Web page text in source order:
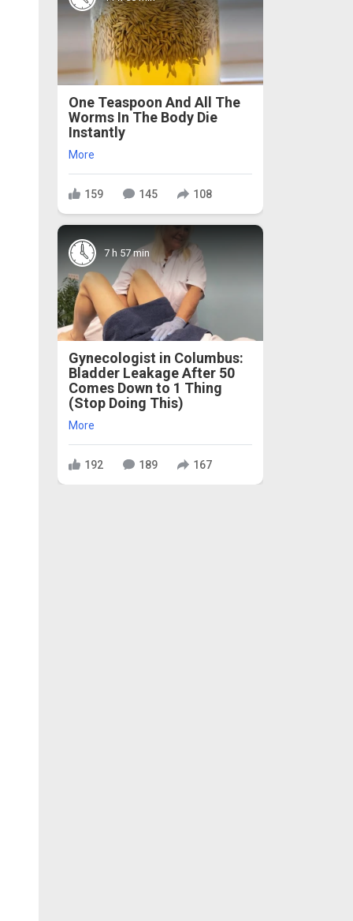
One Teaspoon And All The
Worms In The Body Die
Instantly
More
159 145 108
7 h 57 min
Gynecologist in Columbus:
Bladder Leakage After 50
Comes Down to 1 Thing
(Stop Doing This)
More
192 189 167